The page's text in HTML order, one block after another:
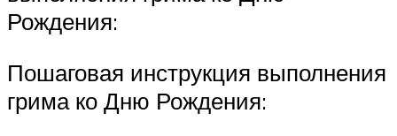
Рождения:
Пошаговая инструкция выполнения
грима ко Дню Рождения: